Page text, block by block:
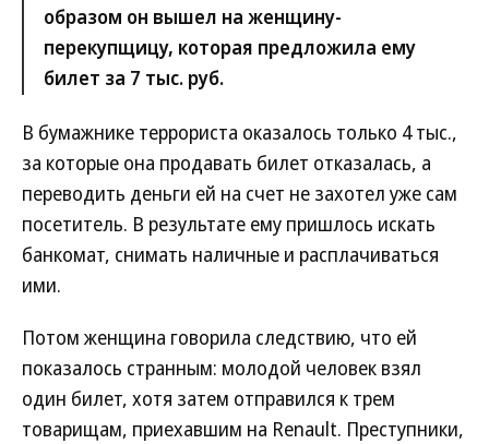
образом он вышел на женщину-
перекупщицу, которая предложила ему
билет за 7 тыс. руб.
В бумажнике террориста оказалось только 4 тыс.,
за которые она продавать билет отказалась, а
переводить деньги ей на счет не захотел уже сам
посетитель. В результате ему пришлось искать
банкомат, снимать наличные и расплачиваться
ими.
Потом женщина говорила следствию, что ей
показалось странным: молодой человек взял
один билет, хотя затем отправился к трем
товарищам, приехавшим на Renault. Преступники,